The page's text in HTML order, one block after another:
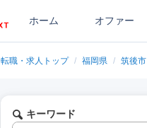
ホーム オファー
転職・求人トップ / 福岡県 / 筑後市
キーワード